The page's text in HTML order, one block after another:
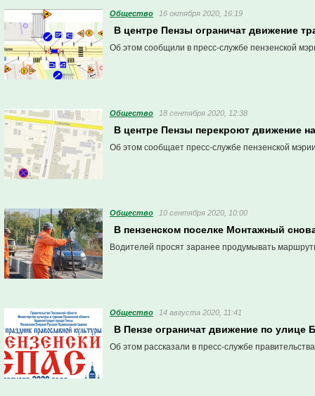
Общество 16 октября 2020, 16:19
В центре Пензы ограничат движение
Об этом сообщили в пресс-службе пензенской
Общество 18 сентября 2020, 12:38
В центре Пензы перекроют движение
Об этом сообщает пресс-службе пензенской
Общество 10 сентября 2020, 10:00
В пензенском поселке Монтажный
Водителей просят заранее продумывать
Общество 14 августа 2020, 11:41
В Пензе ограничат движение по улице
Об этом рассказали в пресс-службе